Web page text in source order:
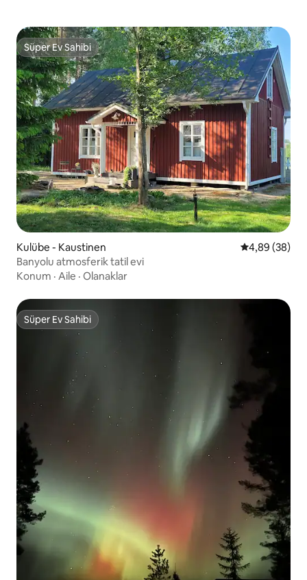
Süper Ev Sahibi
Süper Ev Sahibi
Kulübe - Kaustinen 5 üzerinden
4,89 (38)
Banyolu atmosferik tatil evi
Konum · Aile · Olanaklar
Süper Ev Sahibi
Süper Ev Sahibi